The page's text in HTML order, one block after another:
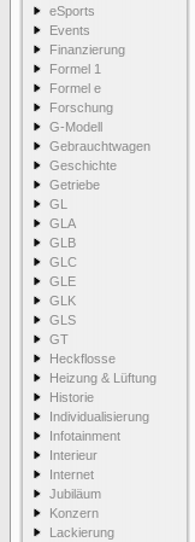
eSports
Events
Finanzierung
Formel 1
Formel e
Forschung
G-Modell
Gebrauchtwagen
Geschichte
Getriebe
GL
GLA
GLB
GLC
GLE
GLK
GLS
GT
Heckflosse
Heizung & Lüftung
Historie
Individualisierung
Infotainment
Interieur
Internet
Jubiläum
Konzern
Lackierung